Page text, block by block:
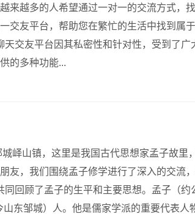
来越多的人希望通过一对一的交流方式，
交友平台，帮助您在繁忙的生活中找到属
交友平台因其私密性和针对性，受到了广
的多种功能...
峄山镇，这里是我国古代思想家孟子故里
友，我们围绕孟子修学进行了深入的交流
回顾了孟子的生平和主要思想。孟子（约
东邹城）人。他是儒家学派的重要代表人